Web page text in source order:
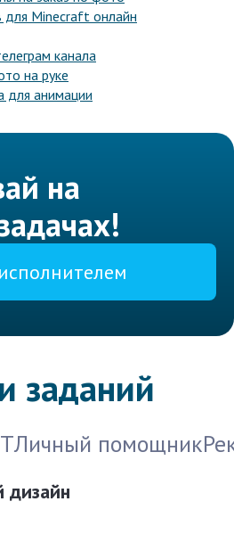
для Minecraft онлайн
канала
на руке
для анимации
на
заданий
Личный помощник
дизайн